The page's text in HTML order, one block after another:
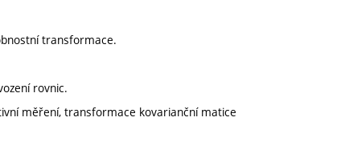
transformace.
rovnic.
měření, transformace kovarianční matice